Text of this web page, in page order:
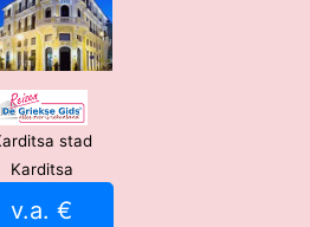
stad
Karditsa
v.a. €